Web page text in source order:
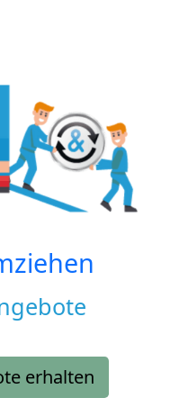
erhalten